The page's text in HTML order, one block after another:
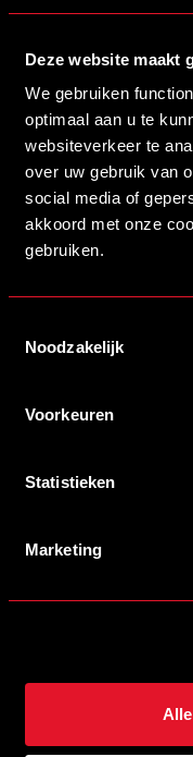
Deze website maakt
We gebruiken
optimaal aan u te
websiteverkeer te
over uw gebruik van
social media of
akkoord met onze
gebruiken.
Noodzakelijk
Voorkeuren
Statistieken
Marketing
MYSTEEL NIEUWE
13/07/2026 19:00
KAARTVERKOOP
LEES MEER
WEEKPROGRAMMA